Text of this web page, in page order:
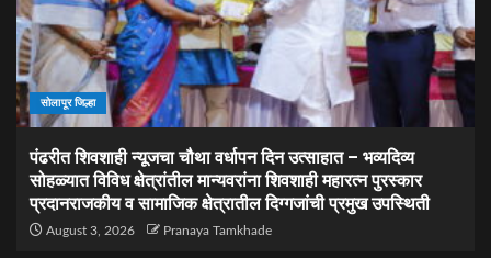
सोलापूर जिल्हा
पंढरीत शिवशाही न्यूजचा चौथा वर्धापन दिन उत्साहात – भव्यदिव्य
सोहळ्यात विविध क्षेत्रांतील मान्यवरांना शिवशाही महारत्न पुरस्कार
प्रदानराजकीय व सामाजिक क्षेत्रातील दिग्गजांची प्रमुख उपस्थिती
August 3, 2026 Pranaya Tamkhade